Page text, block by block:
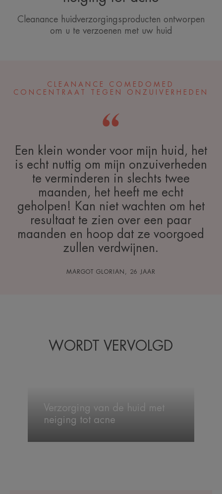
Cleanance huidverzorgingsproducten ontworpen
om u te verzoenen met uw huid
CLEANANCE COMEDOMED
CONCENTRAAT TEGEN ONZUIVERHEDEN
Een klein wonder voor mijn huid, het
is echt nuttig om mijn onzuiverheden
te verminderen in slechts twee
maanden, het heeft me echt
geholpen! Kan niet wachten om het
resultaat te zien over een paar
maanden en hoop dat ze voorgoed
zullen verdwijnen.
MARGOT GLORIAN, 26 JAAR
WORDT VERVOLGD
Verzorging van de huid met
neiging tot acne